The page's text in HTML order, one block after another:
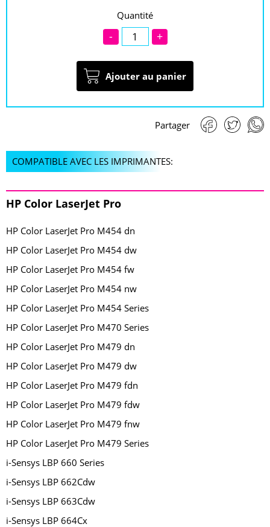
Quantité
- +
Ajouter au panier
Partager
COMPATIBLE AVEC LES IMPRIMANTES:
HP Color LaserJet Pro
HP Color LaserJet Pro M454 dn
HP Color LaserJet Pro M454 dw
HP Color LaserJet Pro M454 fw
HP Color LaserJet Pro M454 nw
HP Color LaserJet Pro M454 Series
HP Color LaserJet Pro M470 Series
HP Color LaserJet Pro M479 dn
HP Color LaserJet Pro M479 dw
HP Color LaserJet Pro M479 fdn
HP Color LaserJet Pro M479 fdw
HP Color LaserJet Pro M479 fnw
HP Color LaserJet Pro M479 Series
i-Sensys LBP 660 Series
i-Sensys LBP 662Cdw
i-Sensys LBP 663Cdw
i-Sensys LBP 664Cx